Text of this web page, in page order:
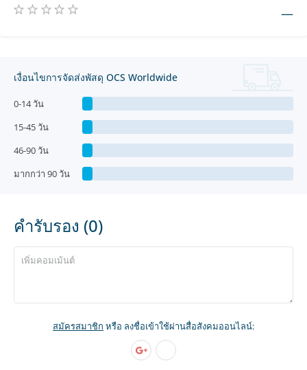
—
เงื่อนไขการจัดส่งพัสดุ OCS Worldwide
0-14 วัน
15-45 วัน
46-90 วัน
มากกว่า 90 วัน
คำรับรอง (0)
สมัครสมาชิก หรือ ลงชื่อเข้าใช้ผ่านสื่อสังคมออนไลน์: